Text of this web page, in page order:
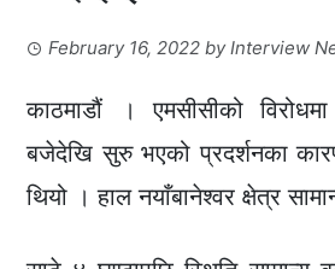
February 16, 2022 byInterview
काठमाडौं । एमसीसीको
बजेदेखि सुरु भएको प्रदर्शनका
थियो । हाल नयाँबानेश्वर क्षेत्र